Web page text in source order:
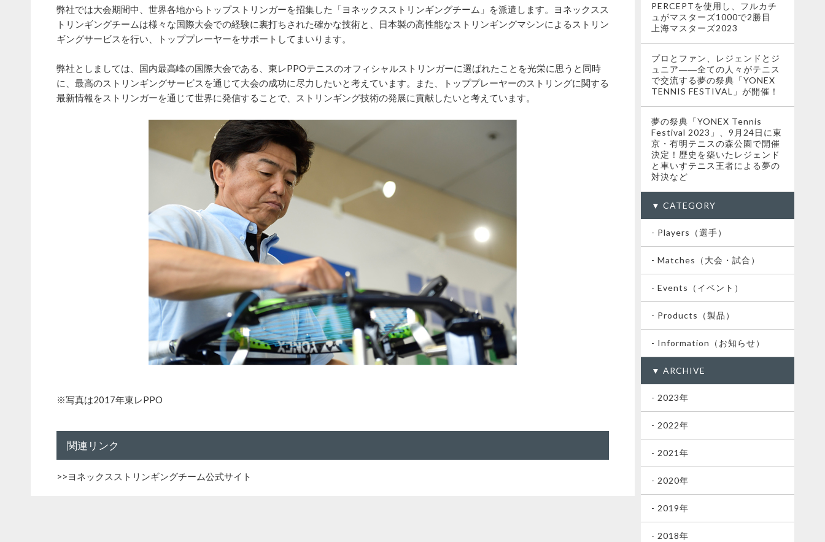
弊社では大会期間中、世界各地からトップストリンガーを招集した「ヨネックスストリンギングチーム」を派遣します。ヨネックスス
トリンギングチームは様々な国際大会での経験に裏打ちされた確かな技術と、日本製の高性能なストリンギングマシンによるストリン
ギングサービスを行い、トッププレーヤーをサポートしてまいります。
弊社としましては、国内最高峰の国際大会である、東レPPOテニスのオフィシャルストリンガーに選ばれたことを光栄に思うと同時
に、最高のストリンギングサービスを通じて大会の成功に尽力したいと考えています。また、トッププレーヤーのストリングに関する
最新情報をストリンガーを通じて世界に発信することで、ストリンギング技術の発展に貢献したいと考えています。
※写真は2017年東レPPO
関連リンク
>>ヨネックスストリンギングチーム公式サイト
PERCEPTを使用し、フルカチ
ュがマスターズ1000で2勝目
上海マスターズ2023
プロとファン、レジェンドとジ
ュニア――全ての人々がテニス
で交流する夢の祭典「YONEX
TENNIS FESTIVAL」が開催！
夢の祭典「YONEX Tennis
Festival 2023」、9月24日に東
京・有明テニスの森公園で開催
決定！歴史を築いたレジェンド
と車いすテニス王者による夢の
対決など
▼ CATEGORY
- Players（選手）
- Matches（大会・試合）
- Events（イベント）
- Products（製品）
- Information（お知らせ）
▼ ARCHIVE
- 2023年
- 2022年
- 2021年
- 2020年
- 2019年
- 2018年